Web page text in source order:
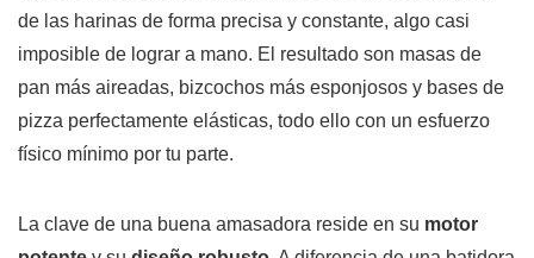
de las harinas de forma precisa y constante, algo casi
imposible de lograr a mano. El resultado son masas de
pan más aireadas, bizcochos más esponjosos y bases de
pizza perfectamente elásticas, todo ello con un esfuerzo
físico mínimo por tu parte.
La clave de una buena amasadora reside en su motor